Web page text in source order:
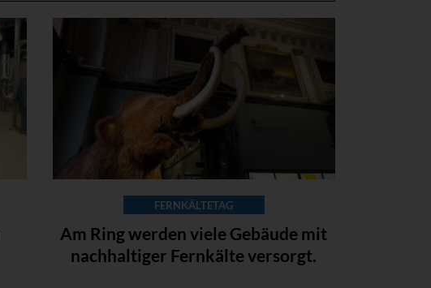
FERNKÄLTETAG
Am Ring werden viele Gebäude mit
nachhaltiger Fernkälte versorgt.